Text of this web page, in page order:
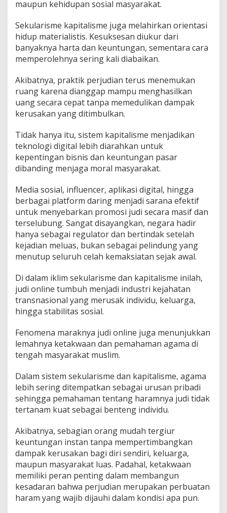
maupun kehidupan sosial masyarakat.
Sekularisme kapitalisme juga melahirkan orientasi
hidup materialistis. Kesuksesan diukur dari
banyaknya harta dan keuntungan, sementara cara
memperolehnya sering kali diabaikan.
Akibatnya, praktik perjudian terus menemukan
ruang karena dianggap mampu menghasilkan
uang secara cepat tanpa memedulikan dampak
kerusakan yang ditimbulkan.
Tidak hanya itu, sistem kapitalisme menjadikan
teknologi digital lebih diarahkan untuk
kepentingan bisnis dan keuntungan pasar
dibanding menjaga moral masyarakat.
Media sosial, influencer, aplikasi digital, hingga
berbagai platform daring menjadi sarana efektif
untuk menyebarkan promosi judi secara masif dan
terselubung. Sangat disayangkan, negara hadir
hanya sebagai regulator dan bertindak setelah
kejadian meluas, bukan sebagai pelindung yang
menutup seluruh celah kemaksiatan sejak awal.
Di dalam iklim sekularisme dan kapitalisme inilah,
judi online tumbuh menjadi industri kejahatan
transnasional yang merusak individu, keluarga,
hingga stabilitas sosial.
Fenomena maraknya judi online juga menunjukkan
lemahnya ketakwaan dan pemahaman agama di
tengah masyarakat muslim.
Dalam sistem sekularisme dan kapitalisme, agama
lebih sering ditempatkan sebagai urusan pribadi
sehingga pemahaman tentang haramnya judi tidak
tertanam kuat sebagai benteng individu.
Akibatnya, sebagian orang mudah tergiur
keuntungan instan tanpa mempertimbangkan
dampak kerusakan bagi diri sendiri, keluarga,
maupun masyarakat luas. Padahal, ketakwaan
memiliki peran penting dalam membangun
kesadaran bahwa perjudian merupakan perbuatan
haram yang wajib dijauhi dalam kondisi apa pun.